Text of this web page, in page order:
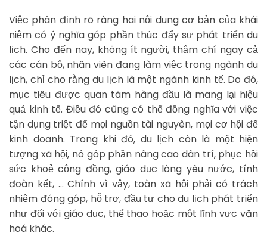
Việc phân định rõ ràng hai nội dung cơ bản của khái
niệm có ý nghĩa góp phần thúc đẩy sự phát triển du
lịch. Cho đến nay, không ít người, thậm chí ngay cả
các cán bộ, nhân viên đang làm việc trong ngành du
lịch, chỉ cho rằng du lịch là một ngành kinh tế. Do đó,
mục tiêu được quan tâm hàng đầu là mang lại hiệu
quả kinh tế. Điều đó cũng có thể đồng nghĩa với việc
tận dụng triệt để mọi nguồn tài nguyên, mọi cơ hội để
kinh doanh. Trong khi đó, du lịch còn là một hiện
tượng xã hội, nó góp phần nâng cao dân trí, phục hồi
sức khoẻ cộng đồng, giáo dục lòng yêu nước, tính
đoàn kết, … Chính vì vậy, toàn xã hội phải có trách
nhiệm đóng góp, hỗ trợ, đầu tư cho du lịch phát triển
như đối với giáo dục, thể thao hoặc một lĩnh vực văn
hoá khác.